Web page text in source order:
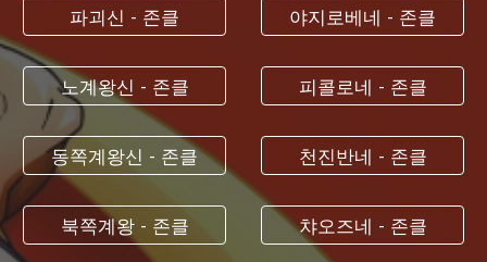
파괴신 - 존클
노계왕신 - 존클
동쪽계왕신 - 존클
북쪽계왕 - 존클
야지로베네 - 존클
피콜로네 - 존클
천진반네 - 존클
챠오즈네 - 존클